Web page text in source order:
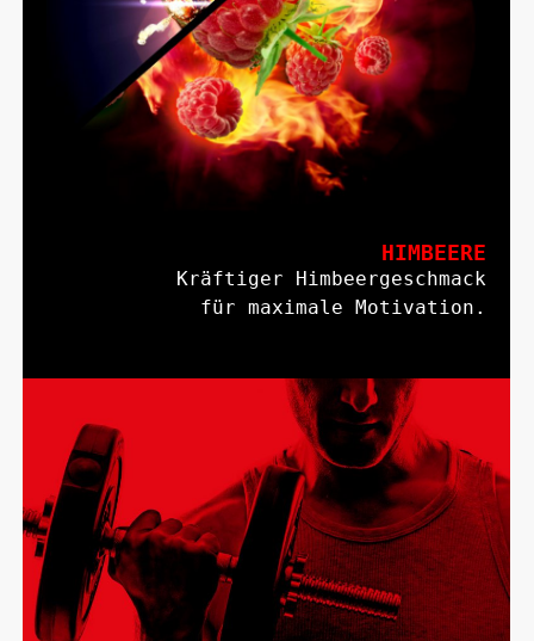
HIMBEERE
Kräftiger Himbeergeschmack
für maximale Motivation.